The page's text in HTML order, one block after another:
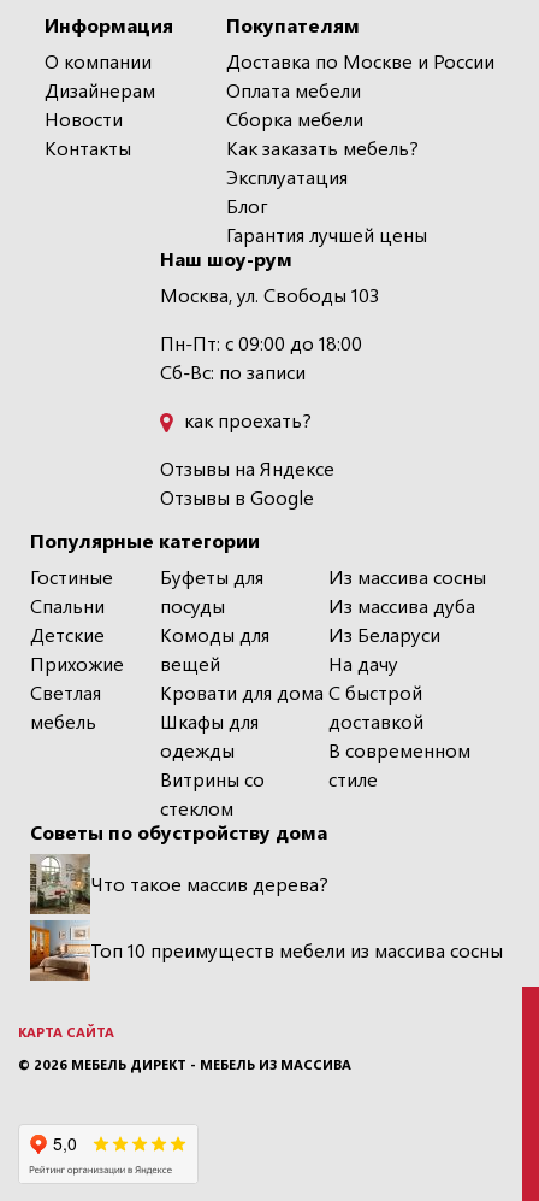
Информация
О компании
Дизайнерам
Новости
Контакты
Популярные категории
Гостиные
Спальни
Детские
Прихожие
Светлая
мебель
Буфеты для
посуды
Комоды для
вещей
Кровати для дома
Шкафы для
одежды
Витрины со
стеклом
Из массива сосны
Из массива дуба
Из Беларуси
На дачу
С быстрой
доставкой
В современном
стиле
Покупателям
Доставка по Москве и России
Оплата мебели
Сборка мебели
Как заказать мебель?
Эксплуатация
Блог
Гарантия лучшей цены
Наш шоу-рум
Москва, ул. Свободы 103
Пн-Пт: с 09:00 до 18:00
Сб-Вс: по записи
как проехать?
Отзывы на Яндексе
Отзывы в Google
Советы по обустройству дома
Что такое массив дерева?
Топ 10 преимуществ мебели из массива сосны
КАРТА САЙТА
© 2026 МЕБЕЛЬ ДИРЕКТ - МЕБЕЛЬ ИЗ МАССИВА